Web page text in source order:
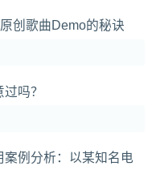
创歌曲Demo的秘诀
吗？
例分析：以某知名电